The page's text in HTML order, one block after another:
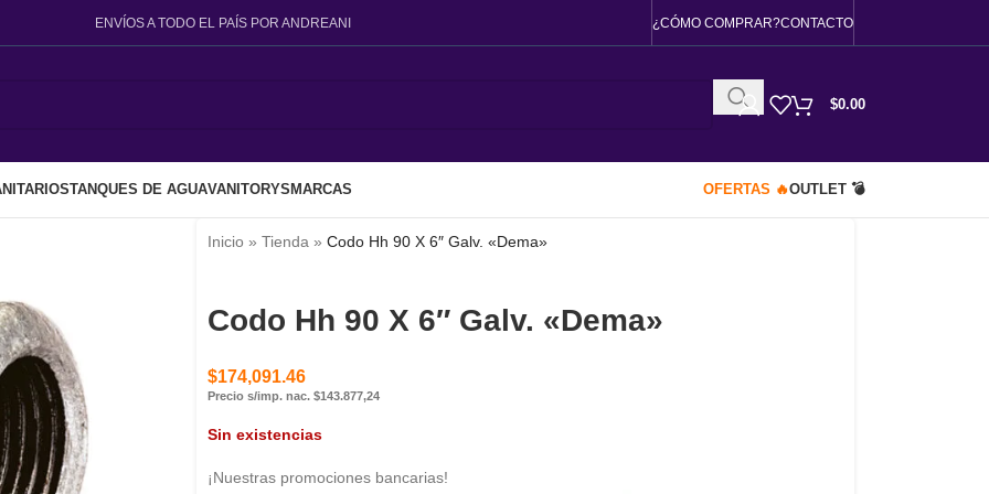
ENVÍOS A TODO EL PAÍS POR ANDREANI ¿CÓMO COMPRAR?CONTACTO
$0.00
TANQUES DE AGUAVANITORYS MARCAS OFERTAS 🔥OUTLET 💣
Inicio » Tienda » Codo Hh 90 X 6″ Galv. «Dema»
Codo Hh 90 X 6″ Galv. «Dema»
$174,091.46
Precio s/imp. nac. $143.877,24
Sin existencias
¡Nuestras promociones bancarias!